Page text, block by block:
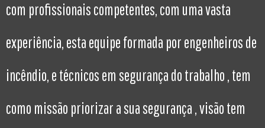
com profissionais competentes, com uma vasta
experiência, esta equipe formada por engenheiros de
incêndio, e técnicos em segurança do trabalho , tem
como missão priorizar a sua segurança , visão tem